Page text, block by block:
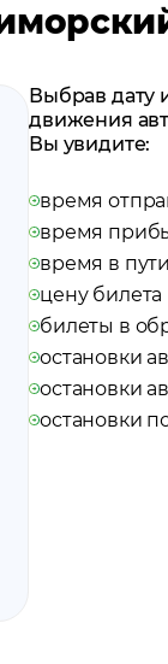
Выбрав дату
движения
Вы увидите:
время
время
время в пути
цену билета
билеты в
остановки
остановки
остановки